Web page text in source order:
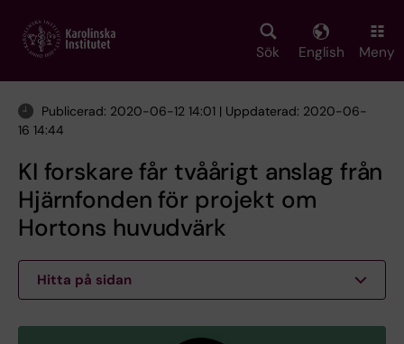
main
Sök English Meny
Publicerad: 2020-06-12 14:01 | Uppdaterad: 2020-06-
16 14:44
KI forskare får tvåårigt anslag från
Hjärnfonden för projekt om
Hortons huvudvärk
Hitta på sidan